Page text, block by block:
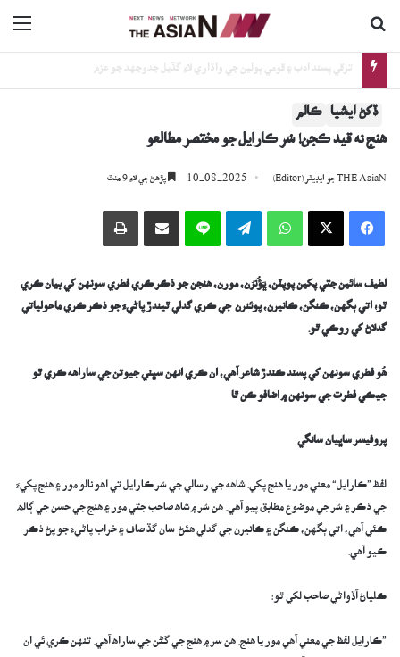
ترقي پسند ادب ۽ قومي ٻولين جي واڌاري لاءِ گڏيل جدوجهد جو عزم
ڏکڻ ايشيا ڪالم
هنج نه قيد ڪجن! سُر ڪارايل جو مختصر مطالعو
THE AsiaN جو ايڊيٽر (Editor) 10-08-2025 پڙھڻ جي لاءِ 9 منٽ
Facebook
X
WhatsApp
Telegram
Line اي ميل وسيلي ونڊيو پرنٽ
لطيف سائين جتي پکين پوپٽن، ڀَؤُنرُن، مورن، هنجن جو ذڪر ڪري فطري سونهن کي بيان ڪري
ٿو؛ اتي ٻگهن، ڪنگن، ڪانيرن، پوئنرن جي ڪري گدلي ٿيندڙ پاڻيءَ جو ذڪر ڪري ماحولياتي
گدلاڻ کي روڪي ٿو.
هو فطري سونهن کي پسند ڪندڙ شاعر آهي، ان ڪري انهن سڀني جيوتن جي ساراهه ڪري ٿو
جيڪي فطرت جي سونهن ۾ اضافو ڪن ٿا
پروفيسر ساڀيان سانگي
لفظ ”ڪارايل“ معني مور يا هنج پکي. شاهه جي رسالي جي سُر ڪارايل تي اهو نالو مور ۽ هنج پکيءَ
جي ذڪر ۽ سُر جي موضوع مطابق پيو آهي. هن سُر ۾ شاھ صاحب جتي مور ۽ هنج جي حسن جي ڳالھ
ڪئي آهي، اتي ٻگهن، ڪنگن ۽ ڪانيرن جي گدلي هئڻ سان گڏ صاف ۽ خراب پاڻيءَ جو پڻ ذڪر
ڪيو آهي.
ڪلياڻ آڏواڻي صاحب لکي ٿو:
”ڪارايل لفظ جي معني آهي مور يا هنج. هن سر ۾ هنج جي گڻن جي ساراھ آهي. تنهن ڪري ئي ان